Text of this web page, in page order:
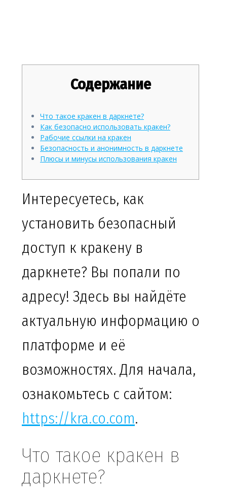
Содержание
Что такое кракен в даркнете?
Как безопасно использовать кракен?
Рабочие ссылки на кракен
Безопасность и анонимность в даркнете
Плюсы и минусы использования кракен
Интересуетесь, как
установить безопасный
доступ к кракену в
даркнете? Вы попали по
адресу! Здесь вы найдёте
актуальную информацию о
платформе и её
возможностях. Для начала,
ознакомьтесь с сайтом:
https://kra.co.com.
Что такое кракен в
даркнете?